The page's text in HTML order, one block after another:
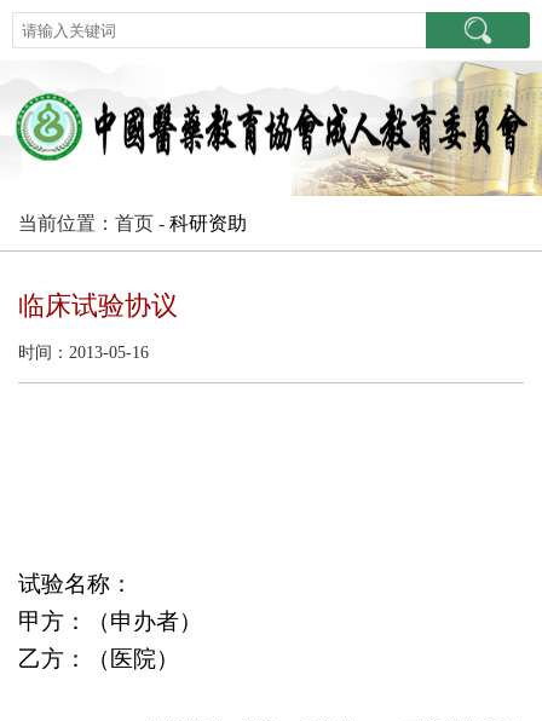
当前位置：首页 - 科研资助
临床试验协议
时间：2013-05-16
试验名称：
甲方：（申办者）
乙方：（医院）